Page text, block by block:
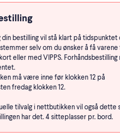
bestilling vil stå klart på tidspunktet
selv om du ønsker å få varene
eller med VIPPS. Forhåndsbestilling
må være inne før klokken 12 på
fredag klokken 12.
tilvalg i nettbutikken vil også dette
har det. 4 sitteplasser pr. bord.